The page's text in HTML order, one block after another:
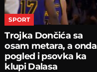
SPORT
Trojka Dončića sa
osam metara, a onda
pogled i psovka ka
klupi Dalasa